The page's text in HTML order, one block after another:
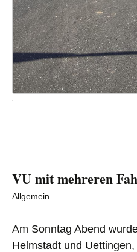
VU mit mehreren
Allgemein
Am Sonntag Abend
Helmstadt und